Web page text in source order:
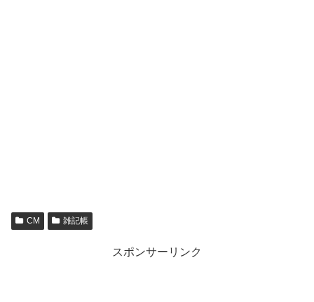
CM 雑記帳
スポンサーリンク